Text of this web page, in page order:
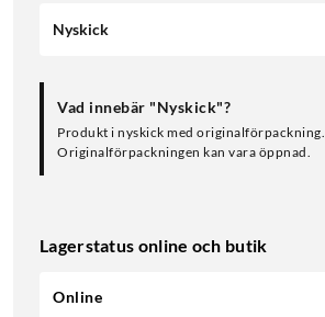
Nyskick
Vad innebär "Nyskick"?
Produkt i nyskick med originalförpackning.
Originalförpackningen kan vara öppnad.
Lagerstatus online och butik
Online